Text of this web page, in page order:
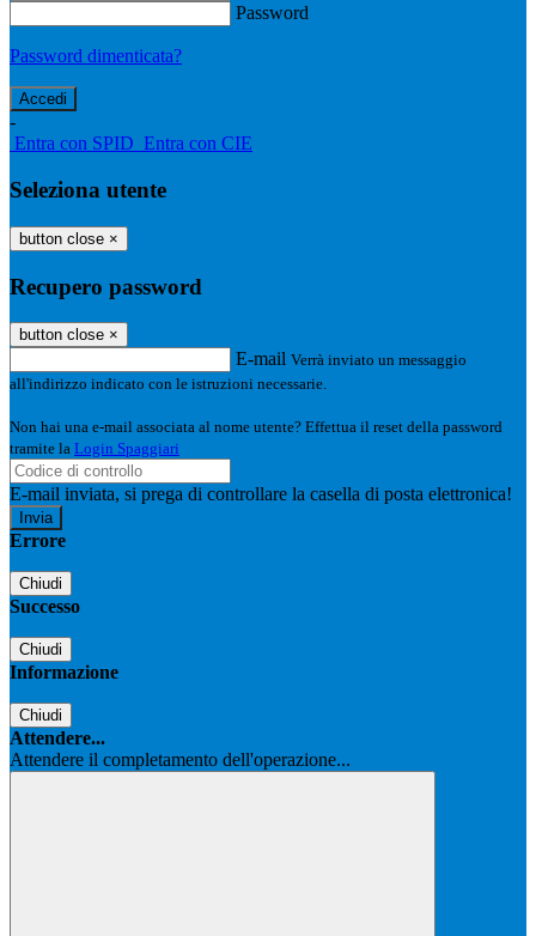
Password
Password dimenticata?
-
Entra con SPID Entra con CIE
Seleziona utente
button close ×
Recupero password
button close ×
E-mail Verrà inviato un messaggio
all'indirizzo indicato con le istruzioni necessarie.
Non hai una e-mail associata al nome utente? Effettua il reset della password
tramite la Login Spaggiari
E-mail inviata, si prega di controllare la casella di posta elettronica!
Errore
Chiudi
Successo
Chiudi
Informazione
Chiudi
Attendere...
Attendere il completamento dell'operazione...